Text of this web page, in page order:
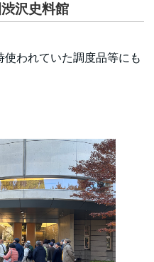
沢史料館
われていた調度品等にも